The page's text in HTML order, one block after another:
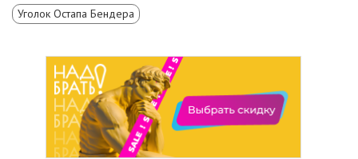
Уголок Остапа Бендера